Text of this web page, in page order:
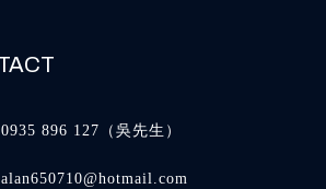
0935 896 127
alan650710@hotmail.com